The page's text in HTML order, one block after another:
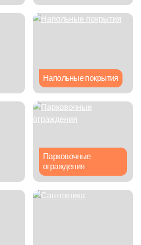
Напольные покрытия
Парковочные
ограждения